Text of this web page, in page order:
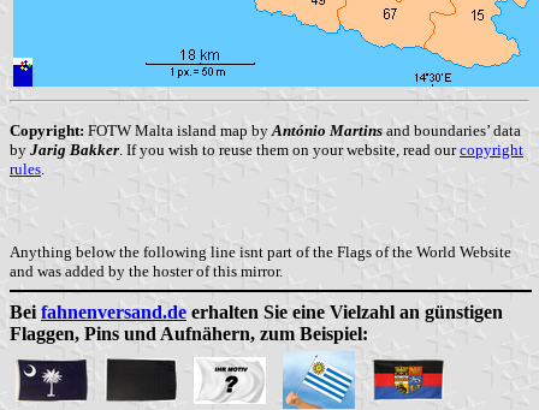
Copyright: FOTW Malta island map byAntónio Martins and boundaries’ data
by Jarig Bakker. If you wish to reuse them on your website, read ourcopyright
rules.
Anything below the following line isnt part of the Flags of the World Website
and was added by the hoster of this mirror.
Bei fahnenversand.de erhalten Sie eine Vielzahl an günstigen
Flaggen, Pins und Aufnähern, zum Beispiel: